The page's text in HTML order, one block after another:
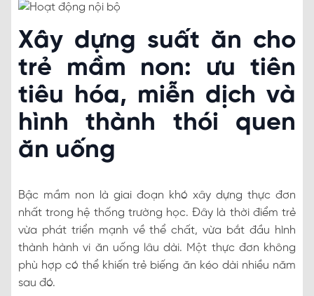
Xây dựng suất ăn cho
trẻ mầm non: ưu tiên
tiêu hóa, miễn dịch và
hình thành thói quen
ăn uống
Bậc mầm non là giai đoạn khó xây dựng thực đơn
nhất trong hệ thống trường học. Đây là thời điểm trẻ
vừa phát triển mạnh về thể chất, vừa bắt đầu hình
thành hành vi ăn uống lâu dài. Một thực đơn không
phù hợp có thể khiến trẻ biếng ăn kéo dài nhiều năm
sau đó.